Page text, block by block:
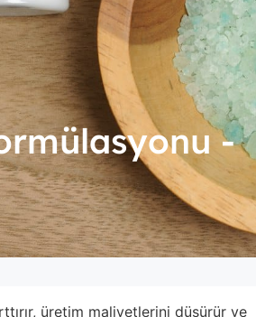
-
üretim maliyetlerini düşürür ve